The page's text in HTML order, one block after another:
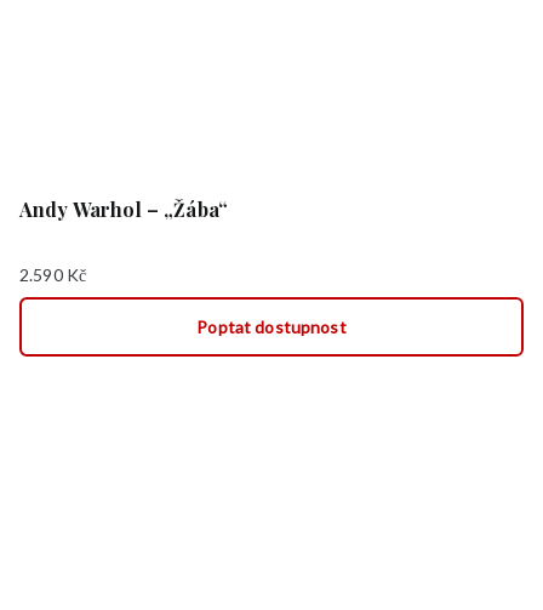
Andy Warhol – „Žába“
2.590 Kč
Poptat dostupnost